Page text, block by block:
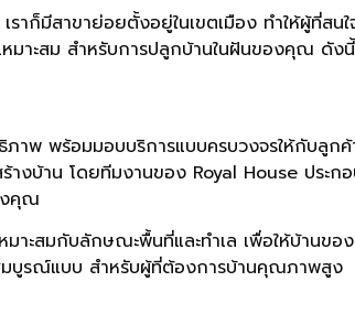
าก็มีสาขาย่อยตั้งอยู่ในเขตเมือง ทำให้ผู้ที่สน
หมาะสม สำหรับการปลูกบ้านในฝันของคุณ ดังนี้
ภาพ พร้อมมอบบริการแบบครบวงจรให้กับลู
างบ้าน โดยทีมงานของ Royal House ปร
งคุณ
าะสมกับลักษณะพื้นที่และทำเล เพื่อให้บ้านข
สมบูรณ์แบบ สำหรับผู้ที่ต้องการบ้านคุณภาพสูง